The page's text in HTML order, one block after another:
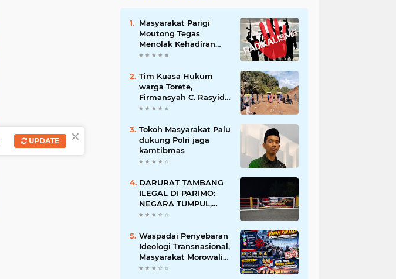
Masyarakat Parigi
Moutong Tegas
Menolak Kehadiran
Ormas Radikal
Tim Kuasa Hukum
warga Torete,
Firmansyah C. Rasyid,
S.H., menyampaikan
atas kesalahpahaman
yang berkembang di
ruang publik
Tokoh Masyarakat Palu
dukung Polri jaga
kamtibmas
DARURAT TAMBANG
ILEGAL DI PARIMO:
NEGARA TUMPUL,
MAFIA TAMBANG
Waspadai Penyebaran
Ideologi Transnasional,
Masyarakat Morowali
Diajak Perkuat
×
UPDATE